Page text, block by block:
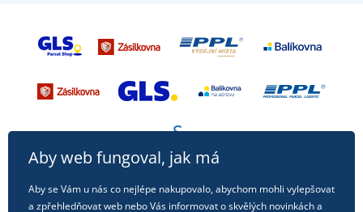
Aby web fungoval, jak má
Aby se Vám u nás co nejlépe nakupovalo, abychom mohli vylepšovat
a zpřehledňovat web nebo Vás informovat o skvělých novinkách a